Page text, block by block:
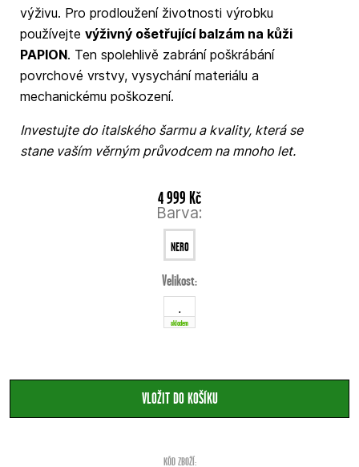
výživu. Pro prodloužení životnosti výrobku
používejte výživný ošetřující balzám na kůži
PAPION. Ten spolehlivě zabrání poškrábání
povrchové vrstvy, vysychání materiálu a
mechanickému poškození.
Investujte do italského šarmu a kvality, která se
stane vaším věrným průvodcem na mnoho let.
4 999 Kč
Barva:
NERO
03
Velikost:
.
skladem
KÓD ZBOŽÍ: